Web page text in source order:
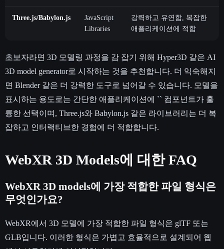
Three.js/Babylon.js
JavaScript
Libraries
강력하고 유연함, 복잡한
애플리케이션에 적합
초보자라면 3D 모델링 과정을 감 잡기 위해 Hyper3D 같은 AI
3D model generator로 시작하는 것을 추천합니다. 더 익숙해지
면 Blender 같은 더 강력한 도구로 넘어갈 수 있습니다. 모델을
표시하는 용도로는 간단한 애플리케이션에 `` 컴포넌트가 훌
륭한 선택이며, Three.js와 Babylon.js 같은 라이브러리는 더 복
잡하고 인터랙티브한 경험에 더 적합합니다.
WebXR 3D Models에 대한 FAQ
WebXR 3D models에 가장 적합한 파일 형식은
무엇인가요?
WebXR에서 3D 모델에 가장 적합한 파일 형식은 glTF 또는
GLB입니다. 이러한 형식은 가볍고 효율적으로 설계되어 웹